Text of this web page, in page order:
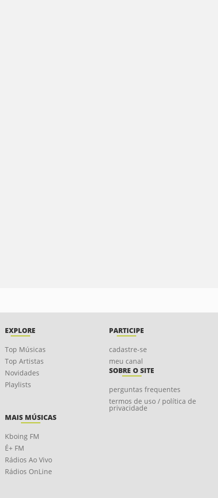
EXPLORE
Top Músicas
Top Artistas
Novidades
Playlists
PARTICIPE
cadastre-se
meu canal
SOBRE O SITE
perguntas frequentes
termos de uso / política de
privacidade
MAIS MÚSICAS
Kboing FM
É+ FM
Rádios Ao Vivo
Rádios OnLine